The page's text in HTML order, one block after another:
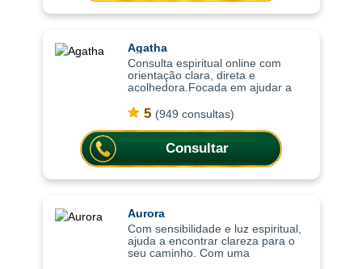
Agatha
Consulta espiritual online com
orientação clara, direta e
acolhedora.Focada em ajudar a
trazendo clareza, equilíbrio
emocional e orientação para
decisões importantes da vi
5 (949 consultas)
Consultar
Aurora
Com sensibilidade e luz espiritual,
ajuda a encontrar clareza para o
seu caminho. Com uma